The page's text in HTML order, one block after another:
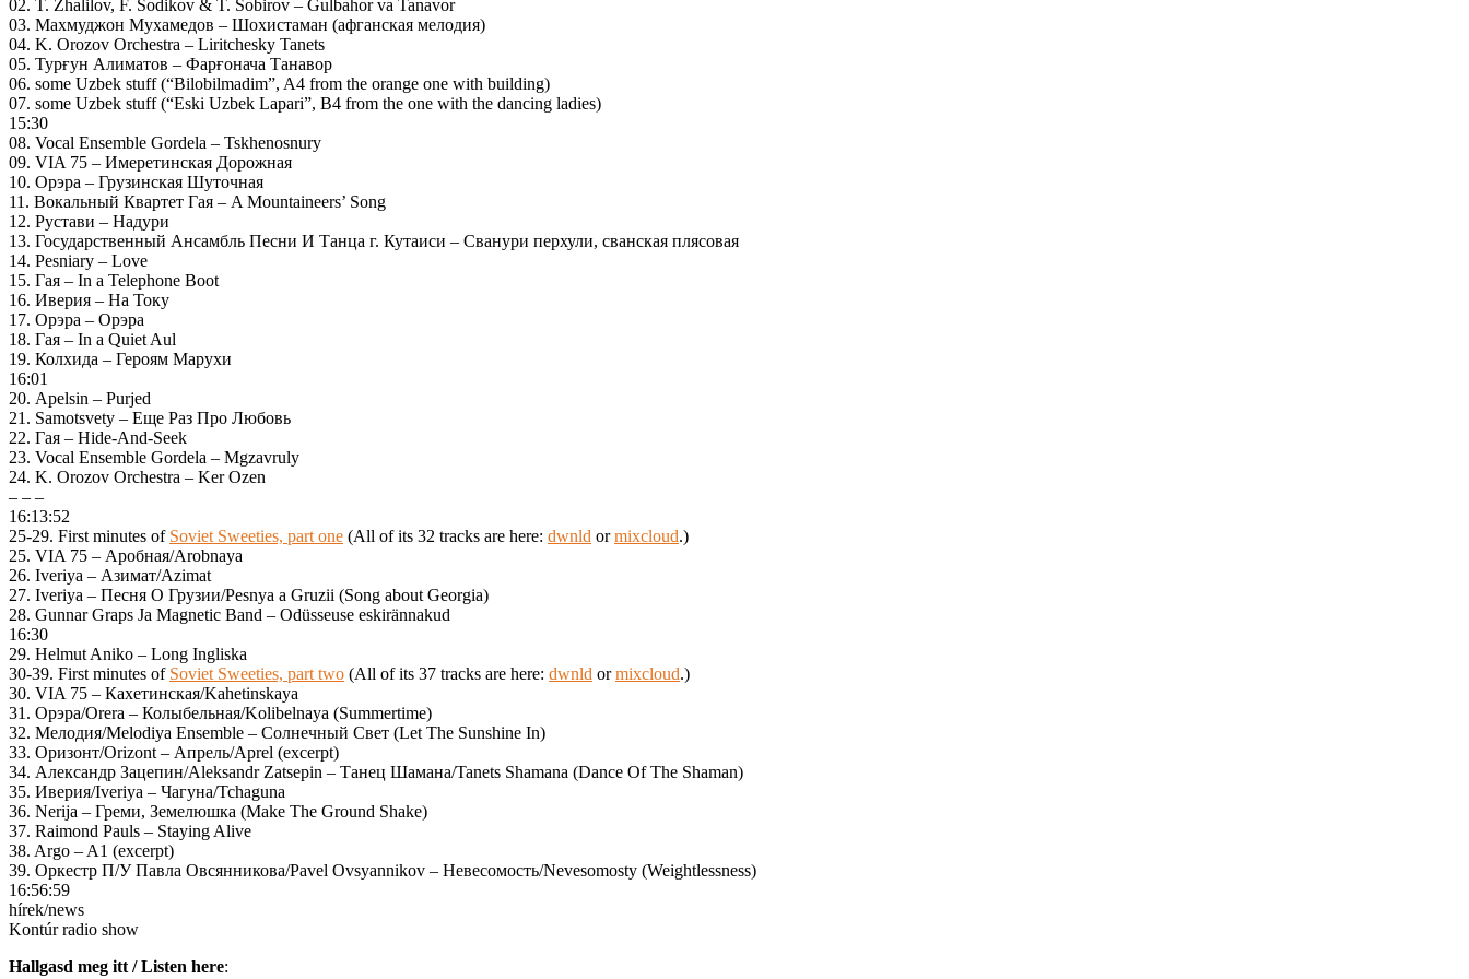
02. T. Zhalilov, F. Sodikov & T. Sobirov – Gulbahor va Tanavor
03. Махмуджон Мухамедов – Шохистаман (афганская мелодия)
04. K. Orozov Orchestra – Liritchesky Tanets
05. Турғун Алиматов – Фарғонача Танавор
06. some Uzbek stuff (“Bilobilmadim”, A4 from the orange one with building)
07. some Uzbek stuff (“Eski Uzbek Lapari”, B4 from the one with the dancing ladies)
15:30
08. Vocal Ensemble Gordela – Tskhenosnury
09. VIA 75 – Имеретинская Дорожная
10. Орэра – Грузинская Шуточная
11. Вокальный Квартет Гая – A Mountaineers’ Song
12. Рустави – Надури
13. Государственный Ансамбль Пеcни И Танца г. Кутаиси – Сванури перхули, сванская плясовая
14. Pesniary – Love
15. Гая – In a Telephone Boot
16. Иверия – На Току
17. Орэра – Орэра
18. Гая – In a Quiet Aul
19. Колхида – Героям Марухи
16:01
20. Apelsin – Purjed
21. Samotsvety – Еще Раз Про Любовь
22. Гая – Hide-And-Seek
23. Vocal Ensemble Gordela – Mgzavruly
24. K. Orozov Orchestra – Ker Ozen
– – –
16:13:52
25-29. First minutes of Soviet Sweeties, part one (All of its 32 tracks are here: dwnld ormixcloud.)
25. VIA 75 – Аробная/Arobnaya
26. Iveriya – Азимат/Azimat
27. Iveriya – Песня О Грузии/Pesnya a Gruzii (Song about Georgia)
28. Gunnar Graps Ja Magnetic Band – Odüsseuse eskirännakud
16:30
29. Helmut Aniko – Long Ingliska
30-39. First minutes of Soviet Sweeties, part two (All of its 37 tracks are here: dwnld ormixcloud.)
30. VIA 75 – Кахетинская/Kahetinskaya
31. Орэра/Orera – Колыбельная/Kolibelnaya (Summertime)
32. Мелодия/Melodiya Ensemble – Солнечный Свет (Let The Sunshine In)
33. Оризонт/Orizont – Апрель/Aprel (excerpt)
34. Александр Зацепин/Aleksandr Zatsepin – Танец Шамана/Tanets Shamana (Dance Of The Shaman)
35. Иверия/Iveriya – Чагуна/Tchaguna
36. Nerija – Греми, Земелюшка (Make The Ground Shake)
37. Raimond Pauls – Staying Alive
38. Argo – A1 (excerpt)
39. Оркестр П/У Павла Овсянникова/Pavel Ovsyannikov – Невесомость/Nevesomosty (Weightlessness)
16:56:59
hírek/news
Kontúr radio show
Hallgasd meg itt / Listen here: